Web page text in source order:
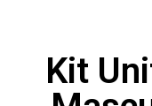
Kit